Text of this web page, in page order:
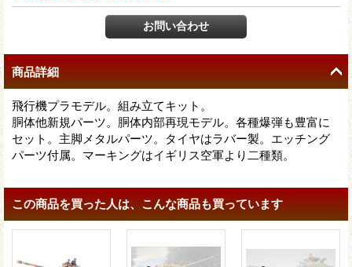
商品詳細
飛行機プラモデル。組み立てキット。
胴体他新規パーツ。胴体内部再現モデル。各種爆弾も豊富に
セット。主脚メタルパーツ。タイヤはラバー製。エッチング
パーツ付属。マーキングはイギリス空軍より二種類。
この商品を買った人は、こんな商品も買っています